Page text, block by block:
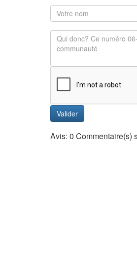
Valider
Avis: 0 Commentaire(s)